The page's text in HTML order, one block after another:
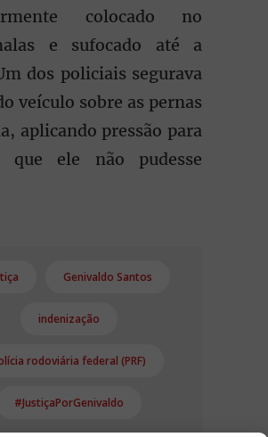
colocado no
e sufocado até a
dos policiais segurava
veículo sobre as pernas
aplicando pressão para
que ele não pudesse
Genivaldo Santos
indenização
rodoviária federal (PRF)
#JustiçaPorGenivaldo